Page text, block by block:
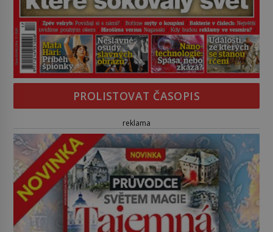
PROLISTOVAT ČASOPIS
reklama